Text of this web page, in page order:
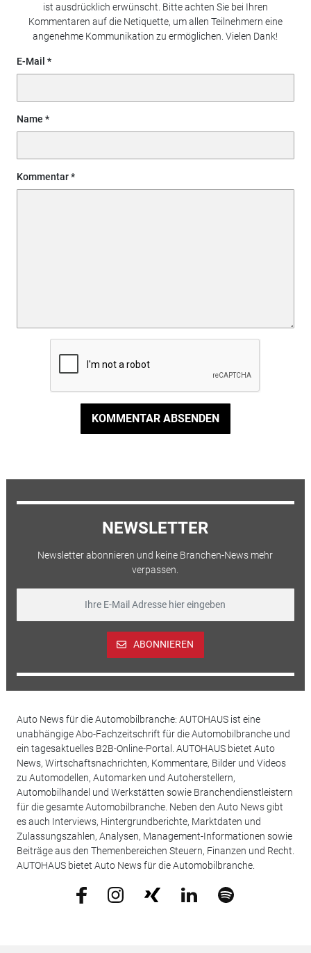
ist ausdrücklich erwünscht. Bitte achten Sie bei Ihren
Kommentaren auf die Netiquette, um allen Teilnehmern eine
angenehme Kommunikation zu ermöglichen. Vielen Dank!
E-Mail
Name
Kommentar
KOMMENTAR ABSENDEN
NEWSLETTER
Newsletter abonnieren und keine Branchen-News mehr
verpassen.
ABONNIEREN
Auto News für die Automobilbranche: AUTOHAUS ist eine
unabhängige Abo-Fachzeitschrift für die Automobilbranche und
ein tagesaktuelles B2B-Online-Portal. AUTOHAUS bietet Auto
News, Wirtschaftsnachrichten, Kommentare, Bilder und Videos
zu Automodellen, Automarken und Autoherstellern,
Automobilhandel und Werkstätten sowie Branchendienstleistern
für die gesamte Automobilbranche. Neben den Auto News gibt
es auch Interviews, Hintergrundberichte, Marktdaten und
Zulassungszahlen, Analysen, Management-Informationen sowie
Beiträge aus den Themenbereichen Steuern, Finanzen und Recht.
AUTOHAUS bietet Auto News für die Automobilbranche.